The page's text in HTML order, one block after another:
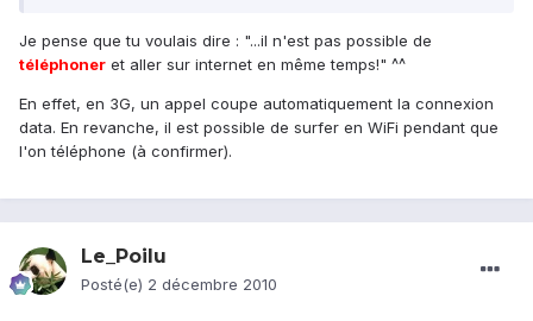
Je pense que tu voulais dire : "...il n'est pas possible de
téléphoner et aller sur internet en même temps!" ^^
En effet, en 3G, un appel coupe automatiquement la connexion
data. En revanche, il est possible de surfer en WiFi pendant que
l'on téléphone (à confirmer).
Le_Poilu
Posté(e) 2 décembre 2010